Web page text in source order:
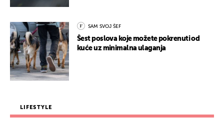
SAM SVOJ ŠEF
Šest poslova koje možete pokrenuti od
kuće uz minimalna ulaganja
LIFESTYLE